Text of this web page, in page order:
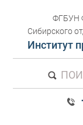
ФГБУН
Сибирского
Институт